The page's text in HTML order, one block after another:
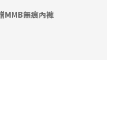
MMB無痕內褲